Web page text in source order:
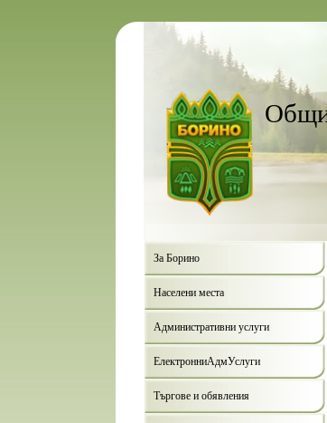
За Борино
Населени места
Административни услуги
ЕлектронниАдмУслуги
Търгове и обявления